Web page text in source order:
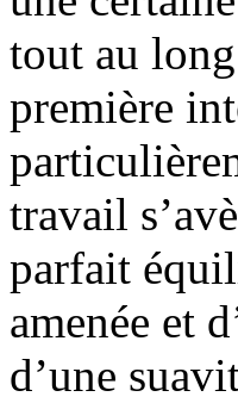
tout au
première
travail
parfait
amenée et
d’une